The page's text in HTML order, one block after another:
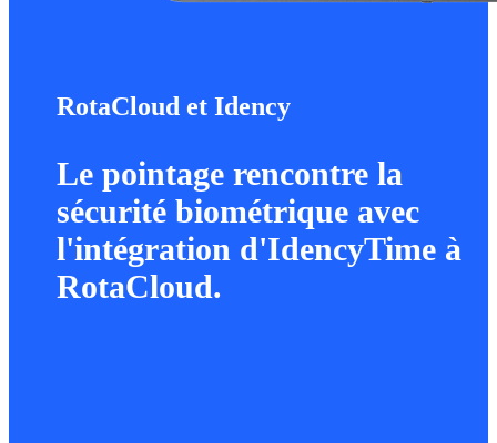
RotaCloud et Idency
Le pointage rencontre la
sécurité biométrique avec
l'intégration d'IdencyTime à
RotaCloud.